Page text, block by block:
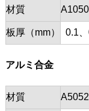
材質 A1050
板厚（mm） 0.1
アルミ合金
材質 A5052